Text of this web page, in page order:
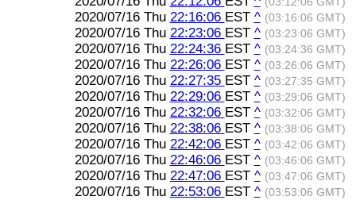
2020/07/16 Thu 22:16:06 EST ^ (03:16:06 GMT)
2020/07/16 Thu 22:23:06 EST ^ (03:23:06 GMT)
2020/07/16 Thu 22:24:36 EST ^ (03:24:36 GMT)
2020/07/16 Thu 22:26:06 EST ^ (03:26:06 GMT)
2020/07/16 Thu 22:27:35 EST ^ (03:27:35 GMT)
2020/07/16 Thu 22:29:06 EST ^ (03:29:06 GMT)
2020/07/16 Thu 22:32:06 EST ^ (03:32:06 GMT)
2020/07/16 Thu 22:38:06 EST ^ (03:38:06 GMT)
2020/07/16 Thu 22:42:06 EST ^ (03:42:06 GMT)
2020/07/16 Thu 22:46:06 EST ^ (03:46:06 GMT)
2020/07/16 Thu 22:47:06 EST ^ (03:47:06 GMT)
2020/07/16 Thu 22:53:06 EST ^ (03:53:06 GMT)